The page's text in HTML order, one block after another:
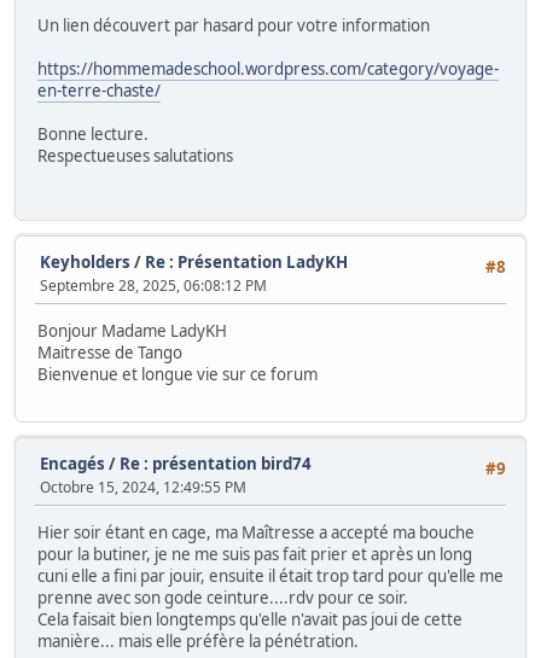
Un lien découvert par hasard pour votre information
https://hommemadeschool.wordpress.com/category/voyage-
en-terre-chaste/
Bonne lecture.
Respectueuses salutations
#8
Keyholders / Re : Présentation LadyKH
Septembre 28, 2025, 06:08:12 PM
Bonjour Madame LadyKH
Maitresse de Tango
Bienvenue et longue vie sur ce forum
#9
Encagés / Re : présentation bird74
Octobre 15, 2024, 12:49:55 PM
Hier soir étant en cage, ma Maîtresse a accepté ma bouche
pour la butiner, je ne me suis pas fait prier et après un long
cuni elle a fini par jouir, ensuite il était trop tard pour qu'elle me
prenne avec son gode ceinture....rdv pour ce soir.
Cela faisait bien longtemps qu'elle n'avait pas joui de cette
manière... mais elle préfère la pénétration.